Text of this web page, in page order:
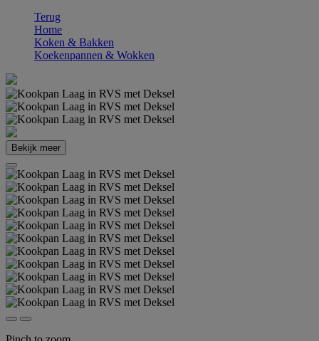
Terug
Home
Koken & Bakken
Koekenpannen & Wokken
Bekijk meer